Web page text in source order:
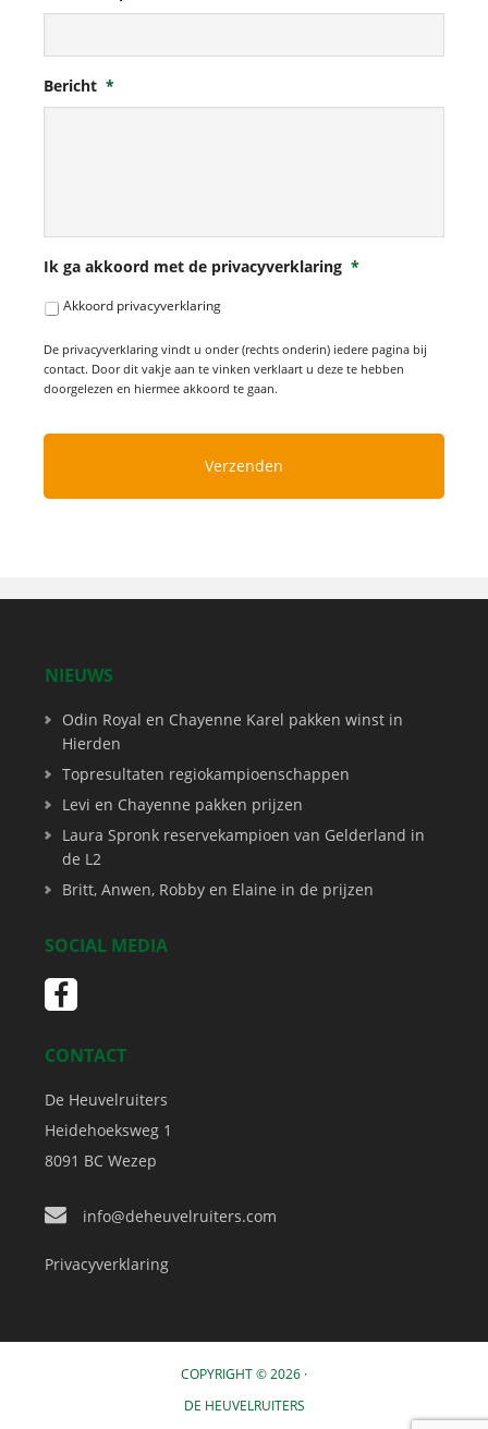
Bericht *
Ik ga akkoord met de privacyverklaring *
Akkoord privacyverklaring
De privacyverklaring vindt u onder (rechts onderin) iedere pagina bij
contact. Door dit vakje aan te vinken verklaart u deze te hebben
doorgelezen en hiermee akkoord te gaan.
NIEUWS
Odin Royal en Chayenne Karel pakken winst in
Hierden
Topresultaten regiokampioenschappen
Levi en Chayenne pakken prijzen
Laura Spronk reservekampioen van Gelderland in
de L2
Britt, Anwen, Robby en Elaine in de prijzen
SOCIAL MEDIA
CONTACT
De Heuvelruiters
Heidehoeksweg 1
8091 BC Wezep
info@deheuvelruiters.com
Privacyverklaring
COPYRIGHT © 2026 ·
DE HEUVELRUITERS